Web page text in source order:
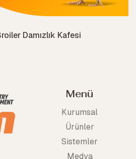
Damızlık Kafesi
Menü
Kurumsal
Ürünler
Sistemler
Medya